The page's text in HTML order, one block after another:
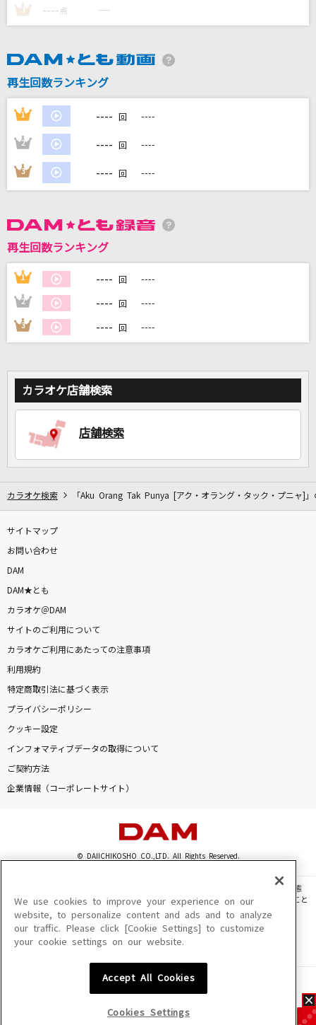
竹内まりや
Mrs. GREEN APPLE
初恋リバイバル
iLiFE!
[生音]有心論
RADWIMPS
井上陽水
[生音]ブルーバード
いきものがかり
カラオケをもっと楽しもう！
3 ---- 点 ----
再生回数ランキング
1 ---- 回 ----
2 ---- 回 ----
3 ---- 回 ----
再生回数ランキング
1 ---- 回 ----
2 ---- 回 ----
3 ---- 回 ----
カラオケ店舗検索
店舗検索
カラオケ検索 「Aku Orang Tak Punya [アク・オラング・タック・プニャ]」
サイトマップ
お問い合わせ
DAM
DAM★とも
カラオケ＠DAM
サイトのご利用について
カラオケご利用にあたっての注意事項
利用規約
特定商取引法に基づく表示
プライバシーポリシー
クッキー設定
インフォマティブデータの取得について
ご契約方法
企業情報（コーポレートサイト）
© DAIICHIKOSHO CO.,LTD. All Rights Reserved.
このサイトに掲載されている一切の文章・画像・写真・動画・音声等を、手段や形態
を問わず、著作権法の定める範囲を超えて無断で複製、転載、ファイル化などすること
を禁じます。
楽曲及びコンテンツは、機種によりご利用いただけない場合があります。
楽曲及びコンテンツの配信日、配信内容が変更になる場合があります。
We use cookies to improve your experience on our
website, to personalize content and ads and to analyze
our traffic. Please click [Cookie Settings] to customize
your cookie settings on our website.
Accept All Cookies
Cookies Settings